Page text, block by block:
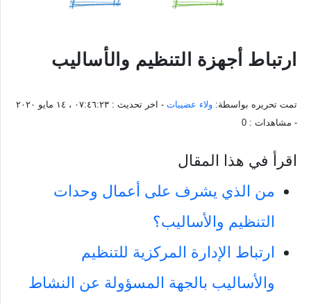
ارتباط أجهزة التنظيم والأساليب
تمت تحريره بواسطة: ولاء عضيبات - اخر تحديث : ٠٧:٤٦:٢٣ ، ١٤ مايو ٢٠٢٠
- مشاهدات : 0
اقرأ في هذا المقال
من الذي يشرف على أعمال وحدات
التنظيم والأساليب؟
ارتباط الإدارة المركزية للتنظيم
والأساليب بالجهة المسؤولة عن النشاط